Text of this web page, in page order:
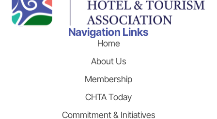
Navigation Links
Home
About Us
Membership
CHTA Today
Commitment & Initiatives